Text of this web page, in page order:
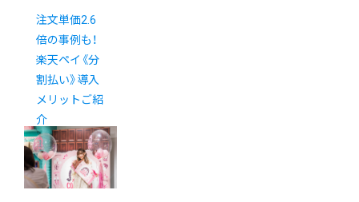
注文単価2.6
倍の事例も！
楽天ペイ《分
割払い》導入
メリットご紹
介